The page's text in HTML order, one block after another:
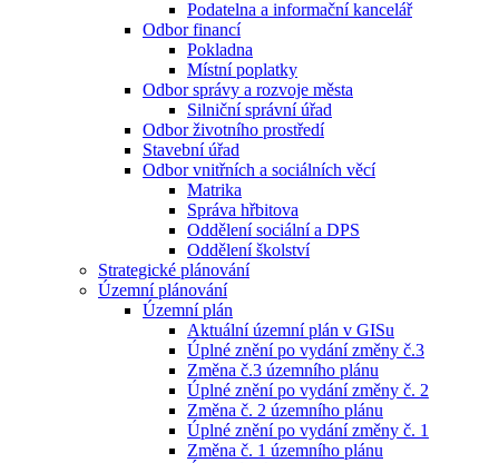
Podatelna a informační kancelář
Odbor financí
Pokladna
Místní poplatky
Odbor správy a rozvoje města
Silniční správní úřad
Odbor životního prostředí
Stavební úřad
Odbor vnitřních a sociálních věcí
Matrika
Správa hřbitova
Oddělení sociální a DPS
Oddělení školství
Strategické plánování
Územní plánování
Územní plán
Aktuální územní plán v GISu
Úplné znění po vydání změny č.3
Změna č.3 územního plánu
Úplné znění po vydání změny č. 2
Změna č. 2 územního plánu
Úplné znění po vydání změny č. 1
Změna č. 1 územního plánu